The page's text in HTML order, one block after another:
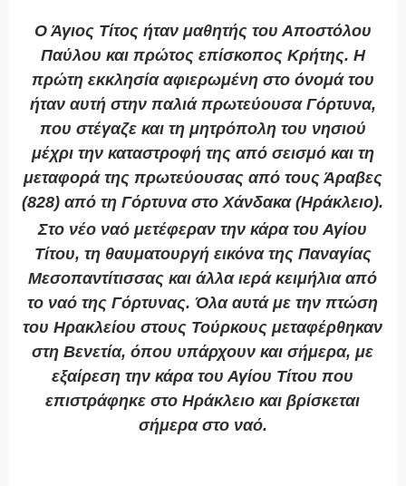
Ο Άγιος Τίτος ήταν μαθητής του Αποστόλου
Παύλου και πρώτος επίσκοπος Κρήτης. Η
πρώτη εκκλησία αφιερωμένη στο όνομά του
ήταν αυτή στην παλιά πρωτεύουσα Γόρτυνα,
που στέγαζε και τη μητρόπολη του νησιού
μέχρι την καταστροφή της από σεισμό και τη
μεταφορά της πρωτεύουσας από τους Άραβες
(828) από τη Γόρτυνα στο Χάνδακα (Ηράκλειο).
Στο νέο ναό μετέφεραν την κάρα του Αγίου
Τίτου, τη θαυματουργή εικόνα της Παναγίας
Μεσοπαντίτισσας και άλλα ιερά κειμήλια από
το ναό της Γόρτυνας. Όλα αυτά με την πτώση
του Ηρακλείου στους Τούρκους μεταφέρθηκαν
στη Βενετία, όπου υπάρχουν και σήμερα, με
εξαίρεση την κάρα του Αγίου Τίτου που
επιστράφηκε στο Ηράκλειο και βρίσκεται
σήμερα στο ναό.